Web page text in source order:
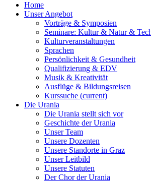
Home
Unser Angebot
Vorträge & Symposien
Seminare: Kultur & Natur &
Kulturveranstaltungen
Sprachen
Persönlichkeit & Gesundheit
Qualifizierung & EDV
Musik & Kreativität
Ausflüge & Bildungsreisen
Kurssuche (current)
Die Urania
Die Urania stellt sich vor
Geschichte der Urania
Unser Team
Unsere Dozenten
Unsere Standorte in Graz
Unser Leitbild
Unsere Statuten
Der Chor der Urania